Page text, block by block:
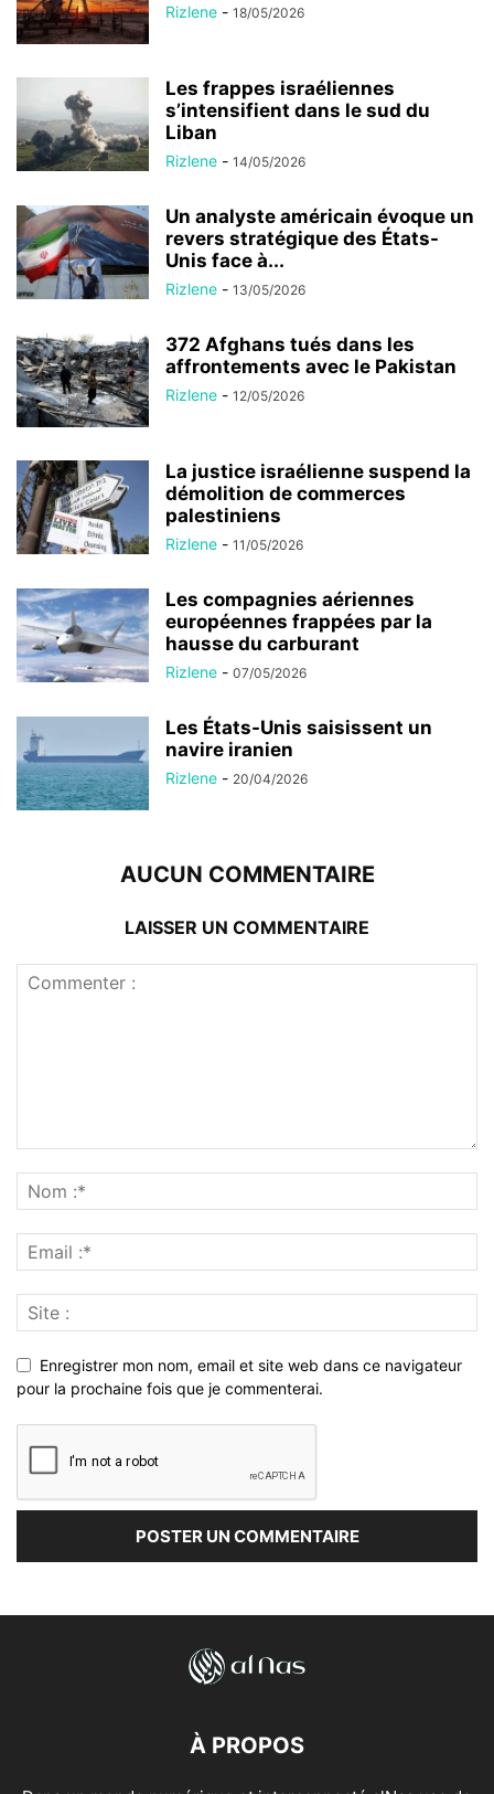
Rizlene - 18/05/2026
Les frappes israéliennes
s’intensifient dans le sud du
Liban
Rizlene - 14/05/2026
Un analyste américain évoque un
revers stratégique des États-
Unis face à...
Rizlene - 13/05/2026
372 Afghans tués dans les
affrontements avec le Pakistan
Rizlene - 12/05/2026
La justice israélienne suspend la
démolition de commerces
palestiniens
Rizlene - 11/05/2026
Les compagnies aériennes
européennes frappées par la
hausse du carburant
Rizlene - 07/05/2026
Les États-Unis saisissent un
navire iranien
Rizlene - 20/04/2026
AUCUN COMMENTAIRE
LAISSER UN COMMENTAIRE
Enregistrer mon nom, email et site web dans ce navigateur
pour la prochaine fois que je commenterai.
À PROPOS